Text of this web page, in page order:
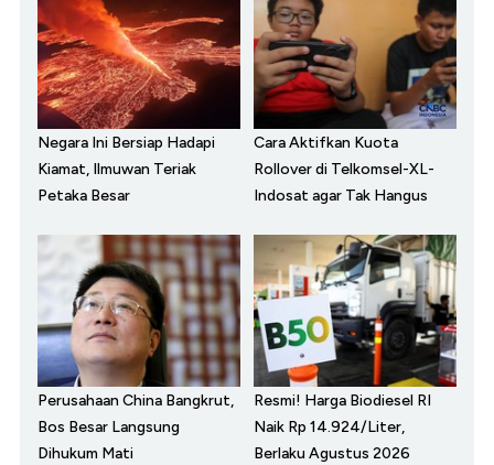
Negara Ini Bersiap Hadapi
Kiamat, Ilmuwan Teriak
Petaka Besar
Cara Aktifkan Kuota
Rollover di Telkomsel-XL-
Indosat agar Tak Hangus
Perusahaan China Bangkrut,
Bos Besar Langsung
Dihukum Mati
Resmi! Harga Biodiesel RI
Naik Rp 14.924/Liter,
Berlaku Agustus 2026